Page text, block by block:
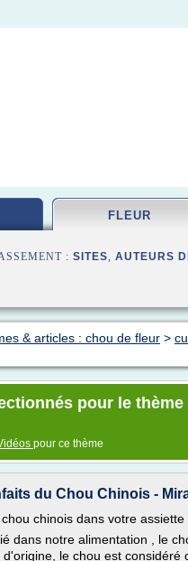
FLEUR
: SITES, AUTEURS
& articles : chou de fleur >
pour le
pour ce thème
du Chou Chinois -
chinois dans votre assiette
dans notre alimentation , le
le chou est